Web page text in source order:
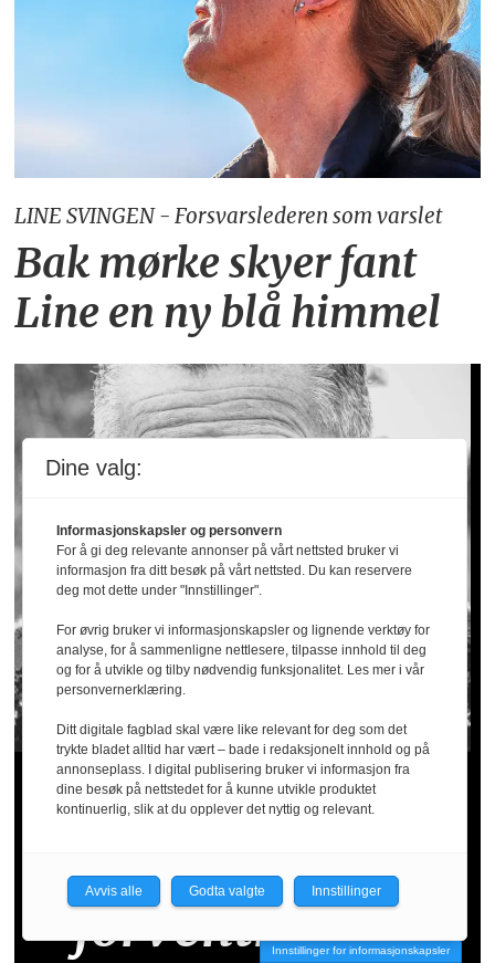
LINE SVINGEN - Forsvarslederen som varslet
Bak mørke skyer fant
Line en ny blå himmel
«AI er et inngrep
i kultur,
forventninger,
Innstillinger for informasjonskapsler
Dine valg:
Informasjonskapsler og personvern
For å gi deg relevante annonser på vårt nettsted bruker vi
informasjon fra ditt besøk på vårt nettsted. Du kan reservere
deg mot dette under "Innstillinger".
For øvrig bruker vi informasjonskapsler og lignende verktøy for
analyse, for å sammenligne nettlesere, tilpasse innhold til deg
og for å utvikle og tilby nødvendig funksjonalitet. Les mer i vår
personvernerklæring.
Ditt digitale fagblad skal være like relevant for deg som det
trykte bladet alltid har vært – bade i redaksjonelt innhold og på
annonseplass. I digital publisering bruker vi informasjon fra
dine besøk på nettstedet for å kunne utvikle produktet
kontinuerlig, slik at du opplever det nyttig og relevant.
Avvis alle Godta valgte Innstillinger